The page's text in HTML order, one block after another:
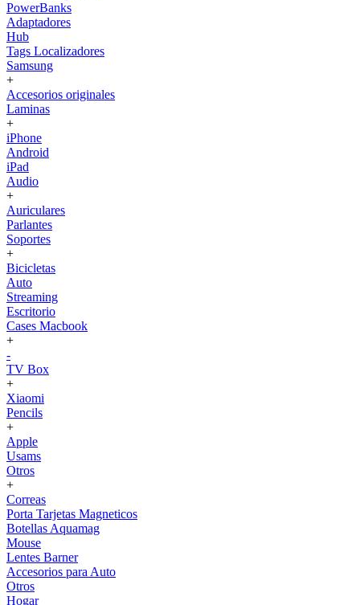
PowerBanks
Adaptadores
Hub
Tags Localizadores
Samsung
+
Accesorios originales
Laminas
+
iPhone
Android
iPad
Audio
+
Auriculares
Parlantes
Soportes
+
Bicicletas
Auto
Streaming
Escritorio
Cases Macbook
+
-
TV Box
+
Xiaomi
Pencils
+
Apple
Usams
Otros
+
Correas
Porta Tarjetas Magneticos
Botellas Aquamag
Mouse
Lentes Barner
Accesorios para Auto
Otros
Hogar